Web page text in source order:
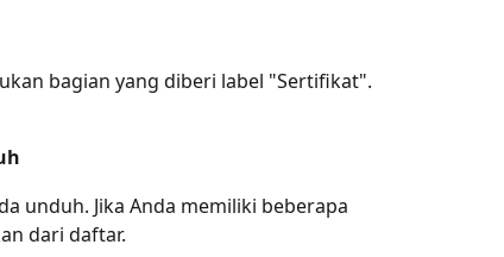
bagian yang diberi label "Sertifikat".
unduh. Jika Anda memiliki beberapa
dari daftar.